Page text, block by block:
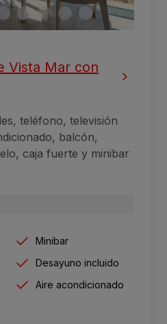
Vista Mar con
teléfono, televisión
balcón,
caja fuerte y minibar
Minibar
Desayuno incluido
Aire acondicionado